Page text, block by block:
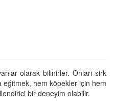
olarak bilinirler. Onları sirk
eğitmek, hem köpekler için hem
bir deneyim olabilir.